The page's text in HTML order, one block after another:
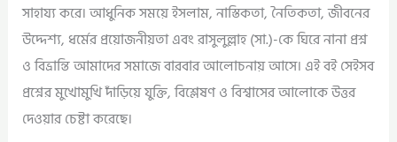
সাহায্য করে। আধুনিক সময়ে ইসলাম, নাস্তিকতা, নৈতিকতা, জীবনের
উদ্দেশ্য, ধর্মের প্রয়োজনীয়তা এবং রাসুলুল্লাহ (সা.)-কে ঘিরে নানা প্রশ্ন
ও বিভ্রান্তি আমাদের সমাজে বারবার আলোচনায় আসে। এই বই সেইসব
প্রশ্নের মুখোমুখি দাঁড়িয়ে যুক্তি, বিশ্লেষণ ও বিশ্বাসের আলোকে উত্তর
দেওয়ার চেষ্টা করেছে।